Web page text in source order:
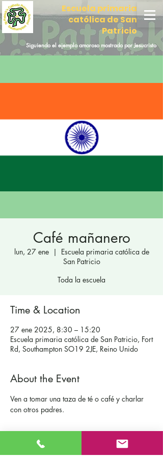
Escuela primaria
católica de San
Patricio
Siguiendo el ejemplo amoroso mostrado por Jesucristo
Café mañanero
lun, 27 ene
  |
Escuela primaria católica de
San Patricio
Toda la escuela
Time & Location
27 ene 2025, 8:30 – 15:20
Escuela primaria católica de San Patricio, Fort
Rd, Southampton SO19 2JE, Reino Unido
About the Event
Ven a tomar una taza de té o café y charlar
con otros padres.